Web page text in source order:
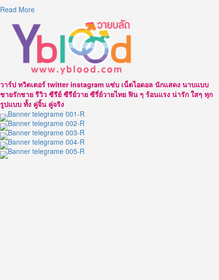
Read MoreRead
about
โฟร์ท
ณัฐ
วรรธ
น์
รุ่ง
รุ่น
ใหม่
จาก
ค่าย
GMMTV
วาร์ป ทวิตเตอร์ twitter instagram แซ่บ เน็ตไอดอล นักแสดง นาบแบบ
ชายรักชาย รีวิว ซีรีย์ ซีรีย์วาย ซีรี่ย์วายไทย ฟิน ๆ ร้อนแรง น่ารัก ใสๆ ทุก
รูปแบบ ทั้ง คู่จิ้น คู่จริง